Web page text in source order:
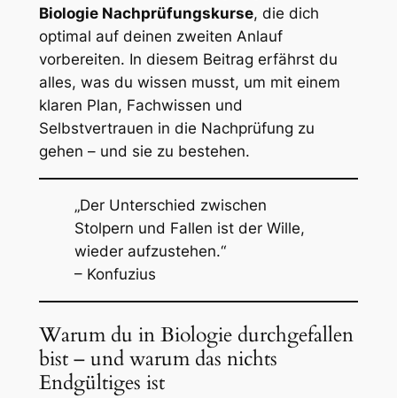
Biologie Nachprüfungskurse, die dich
optimal auf deinen zweiten Anlauf
vorbereiten. In diesem Beitrag erfährst du
alles, was du wissen musst, um mit einem
klaren Plan, Fachwissen und
Selbstvertrauen in die Nachprüfung zu
gehen – und sie zu bestehen.
„Der Unterschied zwischen
Stolpern und Fallen ist der Wille,
wieder aufzustehen.“
– Konfuzius
Warum du in Biologie durchgefallen
bist – und warum das nichts
Endgültiges ist